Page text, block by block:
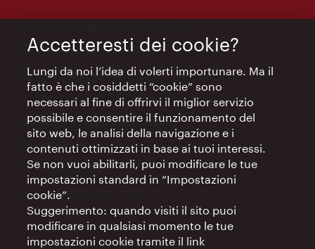
Posizione:
nell’atrio degli arrivi
Orari
di
apertura:
Tutti i giorni 9-18
Hotel di Vienna e informazioni
Email:
info@wien.info
Telefono:
+43-1-24 555
Orari
di
apertura:
Lunedì-Venerdì ore 9–17
Accetteresti dei cookie?
Lungi da noi l’idea di volerti importunare. Ma il
fatto è che i cosiddetti “cookie” sono
necessari al fine di offrirvi il miglior servizio
possibile e consentire il funzionamento del
sito web, le analisi della navigazione e i
contenuti ottimizzati in base ai tuoi interessi.
Se non vuoi abilitarli, puoi modificare le tue
impostazioni standard in “Impostazioni
cookie”.
Suggerimento: quando visiti il sito puoi
modificare in qualsiasi momento le tue
impostazioni cookie tramite il link